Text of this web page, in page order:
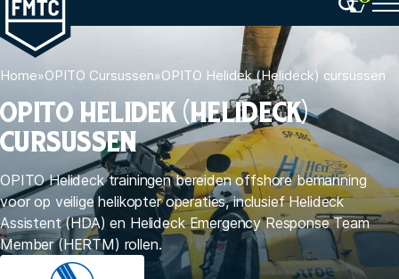
Home»OPITO Cursussen»OPITO Helidek (Helideck) cursussen
OPITO HELIDEK (HELIDECK)
CURSUSSEN
OPITO Helideck trainingen bereiden offshore bemanning
voor op veilige helikopter operaties, inclusief Helideck
Assistent (HDA) en Helideck Emergency Response Team
Member (HERTM) rollen.